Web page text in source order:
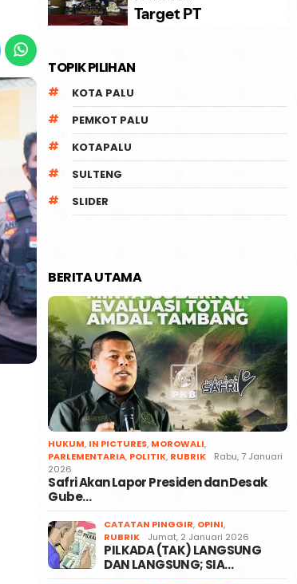
TOPIK PILIHAN
KOTA PALU
PEMKOT PALU
KOTAPALU
SULTENG
SLIDER
BERITA UTAMA
HUKUM, IN PICTURES, MOROWALI,
PARLEMENTARIA, POLITIK, RUBRIK
Rabu, 7 Januari
2026
Safri Akan Lapor Presiden dan Desak
Gube…
CATATAN PINGGIR, OPINI,
RUBRIK
Jumat, 2 Januari 2026
PILKADA (TAK) LANGSUNG
DAN LANGSUNG; SIA…